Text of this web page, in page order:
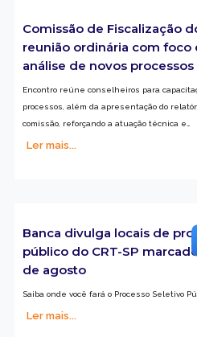
Comissão de Fiscalização
reunião ordinária com foco
análise de novos processos
Encontro reúne conselheiros para
processos, além da apresentação do
comissão, reforçando a atuação técnica e…
Ler mais...
Banca divulga locais de
público do CRT-SP
de agosto
Saiba onde você fará o Processo Seletivo
Ler mais...